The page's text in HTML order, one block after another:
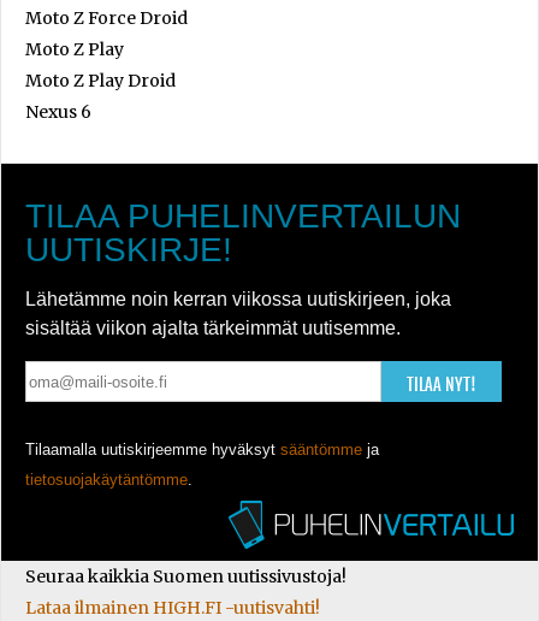
Moto Z Force Droid
Moto Z Play
Moto Z Play Droid
Nexus 6
TILAA PUHELINVERTAILUN
UUTISKIRJE!
Lähetämme noin kerran viikossa uutiskirjeen, joka
sisältää viikon ajalta tärkeimmät uutisemme.
TILAA NYT!
Tilaamalla uutiskirjeemme hyväksyt sääntömme ja
tietosuojakäytäntömme.
Seuraa kaikkia Suomen uutissivustoja!
Lataa ilmainen HIGH.FI -uutisvahti!